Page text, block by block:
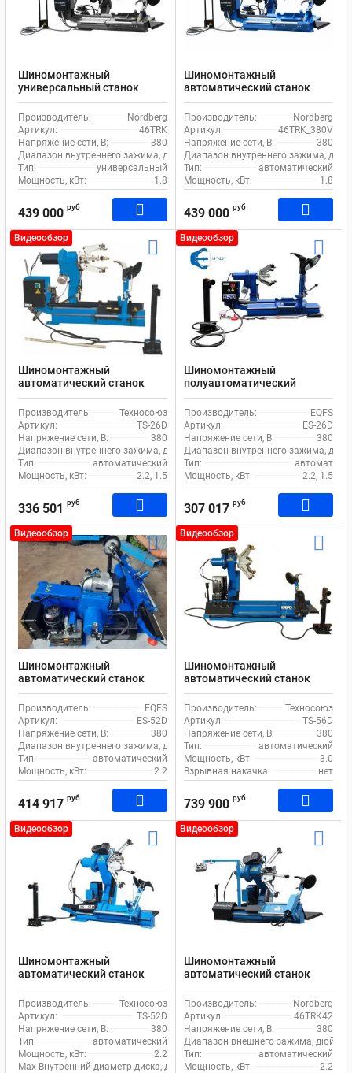
Шиномонтажный
универсальный станок
Nordberg 46TRK для
грузового транспорта
Производитель:
Nordberg
Артикул:
46TRK
Напряжение сети, В:
380
Диапазон внутреннего зажима, дюйм: 14-26
Тип:
универсальный
Мощность, кВт:
1.8
439 000 руб
Шиномонтажный
автоматический станок
Nordberg 46TRK_380V для
грузового транспорта
Производитель:
Nordberg
Артикул:
46TRK_380V
Напряжение сети, В:
380
Диапазон внутреннего зажима,
Тип:
автоматический
Мощность, кВт:
1.8
439 000 руб
Видеообзор
Шиномонтажный
автоматический станок
EQFS TS-26D для грузового
транспорта
Производитель:
Техносоюз
Артикул:
TS-26D
Напряжение сети, В:
380
Диапазон внутреннего зажима, дюйм: 14-26
Тип:
автоматический
Мощность, кВт:
2.2, 1.5
336 501 руб
Видеообзор
Шиномонтажный
полуавтоматический
станок EQFS ES-26D для
грузового транспорта
Производитель:
EQFS
Артикул:
ES-26D
Напряжение сети, В:
380
Диапазон внутреннего зажима,
Тип:
автомат
Мощность, кВт:
2.2, 1.5
307 017 руб
Видеообзор
Шиномонтажный
автоматический станок
EQFS ES-52D для грузового
транспорта
Производитель:
EQFS
Артикул:
ES-52D
Напряжение сети, В:
380
Диапазон внутреннего зажима, дюйм: 14-42
Тип:
автоматический
Мощность, кВт:
2.2
414 917 руб
Видеообзор
Шиномонтажный
автоматический станок
EQFS TS-56D для грузового
транспорта
Производитель:
Техносоюз
Артикул:
TS-56D
Напряжение сети, В:
380
Тип:
автоматический
Мощность, кВт:
3.0
Взрывная накачка:
нет
739 900 руб
Видеообзор
Шиномонтажный
автоматический станок
EQFS TS-52D для грузового
транспорта
Производитель:
Техносоюз
Артикул:
TS-52D
Напряжение сети, В:
380
Тип:
автоматический
Мощность, кВт:
2.2
Max Внутренний диаметр диска, дюйм: 42
Видеообзор
Шиномонтажный
автоматический станок
Nordberg 46TRK42 для
грузового транспорта
Производитель:
Nordberg
Артикул:
46TRK42
Напряжение сети, В:
380
Диапазон внешнего зажима, дюйм:
Тип:
автоматический
Мощность, кВт:
2.2